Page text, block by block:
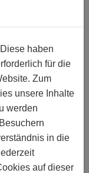
den USA und
fast 180%
DORT
von fünf
er im Juli
worden war,
haben
für die
Zum
unsere Inhalte
werden
in die
auf dieser